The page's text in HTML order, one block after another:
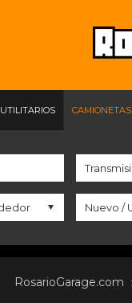
UTILITARIOS CAMIONETAS
RosarioGarage.com